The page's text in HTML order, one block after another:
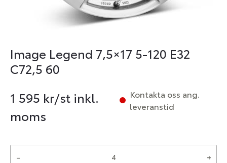
Image Legend 7,5×17 5-120 E32
C72,5 60
1 595 kr/st inkl.
moms
Kontakta oss ang.
leveranstid
- +